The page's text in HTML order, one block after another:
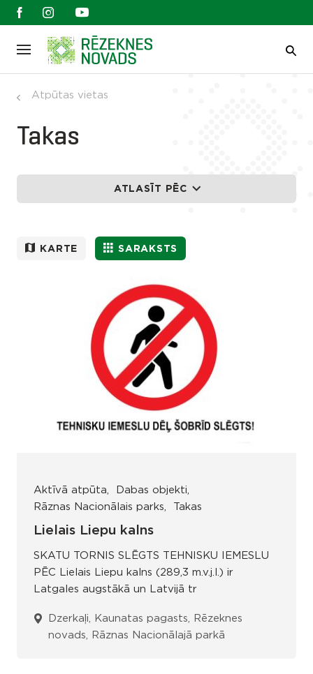
Atpūtas vietas
Takas
ATLASĪT PĒC
KARTE SARAKSTS
Aktīvā atpūta
Dabas objekti
Rāznas Nacionālais parks
Takas
Lielais Liepu kalns
SKATU TORNIS SLĒGTS TEHNISKU IEMESLU
PĒC Lielais Liepu kalns (289,3 m.v.j.l.) ir
Latgales augstākā un Latvijā tr
Dzerkaļi, Kaunatas pagasts, Rēzeknes
novads, Rāznas Nacionālajā parkā